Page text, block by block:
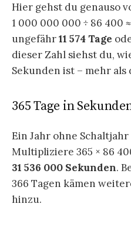
Hier gehst du genauso
1 000 000 000 ÷ 86 400 ≈
ungefähr11 574 Tage
dieser Zahl siehst du,
Sekunden ist – mehr
365 Tage in
Ein Jahr ohne Schaltjahr
Multipliziere 365 × 86
31 536 000 Sekunden.
366 Tagen kämen
hinzu.